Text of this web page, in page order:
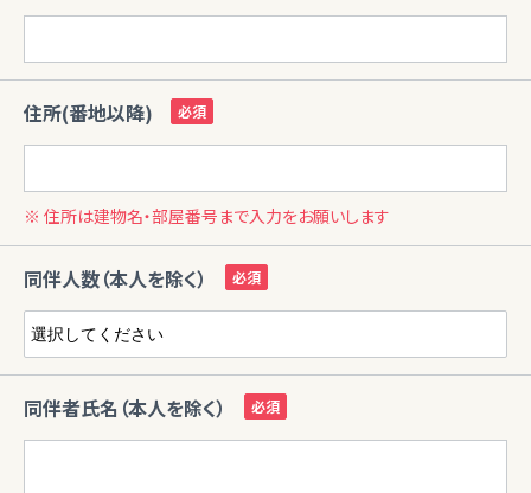
住所(番地以降)
※ 住所は建物名・部屋番号まで入力をお願いします
同伴人数（本人を除く）
同伴者氏名（本人を除く）